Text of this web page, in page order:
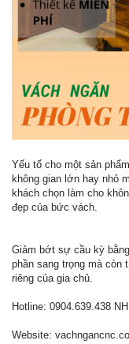
Yếu tố cho một sản
không gian lớn hay nhỏ
khách chọn làm cho
đẹp của bức vách.
Giảm bớt sự cầu kỳ
phần sang trọng mà còn
riêng của gia chủ.
Hotline: 0904.639.438
Website: